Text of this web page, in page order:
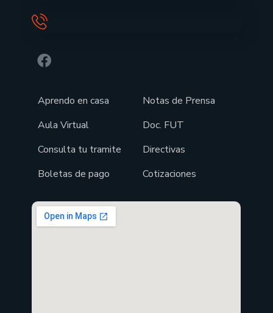
Aprendo en casa
Aula Virtual
Consulta tu tramite
Boletas de pago
Notas de Prensa
Doc. FUT
Directivas
Cotizaciones